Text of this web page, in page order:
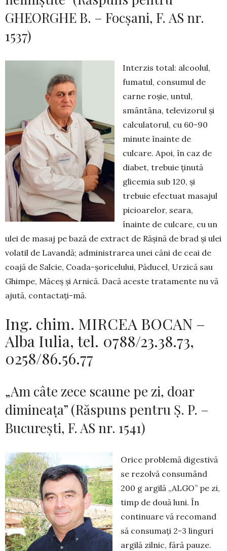
GHEORGHE B. – Focşani, F. AS nr.
1537)
Interzis total: alcoolul,
fumatul, consumul de
carne roşie, untul,
smântâna, televizo­rul şi
calculatorul, cu 60-90
minute înainte de
culcare. Apoi, în caz de
diabet, trebuie ţinută
glicemia sub 120, și
trebuie efectuat masajul
picioarelor, seara,
înainte de culcare, cu un
ulei de masaj pe bază de extract de Răşină de brad şi ulei
volatil de Lavandă; admi­nistrarea unei căni de ceai de
coajă de Salcie, Coada-șoricelului, Păducel, Urzică sau
Ghimpe, Măceş şi Arnică. Dacă aceste tratamente nu vă
ajută, contactaţi-mă.
Ing. chim. MIRCEA BOCAN –
Alba Iulia, tel. 0788/23.38.73,
0258/86.56.77
„Am câte zece scaune pe zi, doar
dimineața” (Răspuns pentru Ș. P. –
București, F. AS nr. 1541)
Orice problemă digestivă
se re­zol­vă consumând
200 g argilă „ALGO” pe zi,
timp de două luni. În
continuare vă recomand
să consumați 2-3 linguri
argilă zilnic, fără pauze.